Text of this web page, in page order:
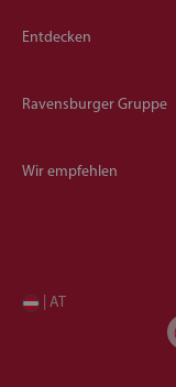
Entdecken
Ravensburger Gruppe
Wir empfehlen
| AT